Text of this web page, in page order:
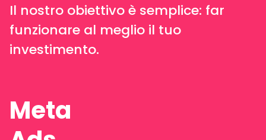
Il nostro obiettivo è semplice: far
funzionare al meglio il tuo
investimento.
Meta